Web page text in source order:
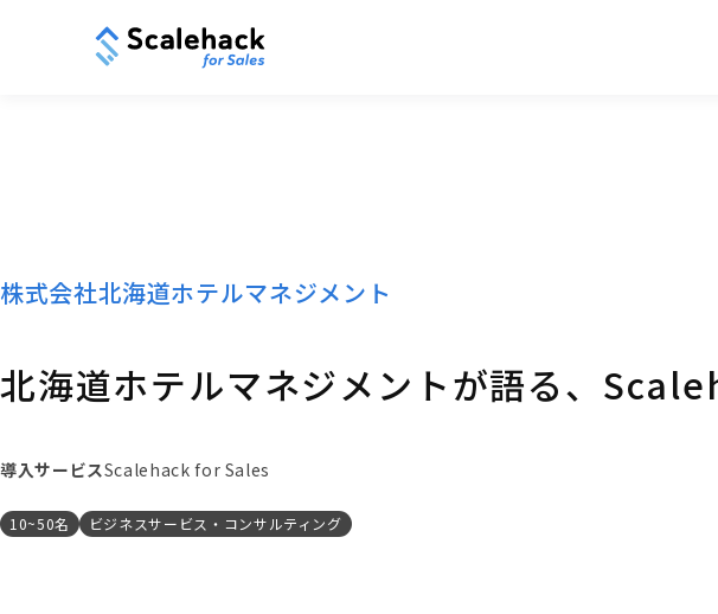
株式会社北海道ホテルマネジメント
北海道ホテルマネジメントが語る、
導入サービスScalehack for Sales
10~50名 ビジネスサービス・コンサルティング